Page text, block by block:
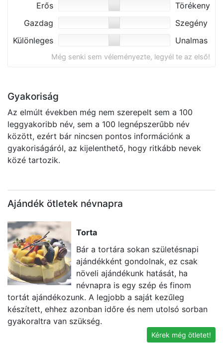
Erős
Törékeny
Gazdag
Szegény
Különleges
Unalmas
Még senki sem véleményezte, legyél te az első!
Gyakoriság
Az elmúlt években még nem szerepelt sem a 100
leggyakoribb név, sem a 100 legnépszerűbb név
között, ezért bár nincsen pontos információnk a
gyakoriságáról, az kijelenthető, hogy ritkább nevek
közé tartozik.
Ajándék ötletek névnapra
Torta
Bár a tortára sokan születésnapi
ajándékként gondolnak, ez csak
növeli ajándékunk hatását, ha
névnapra is egy szép és finom
tortát ajándékozunk. A legjobb a saját kezűleg
készített, ehhez azonban időre és nem utolsó sorban
gyakoraltra van szükség.
Kérek még ötletet!